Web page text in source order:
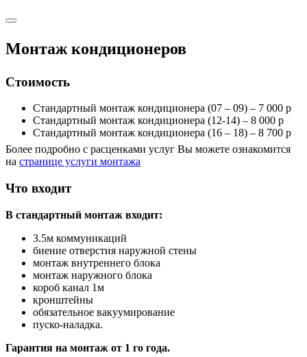
Монтаж кондиционеров
Стоимость
Стандартный монтаж кондиционера (07 – 09) – 7 000 р
Стандартный монтаж кондиционера (12-14) – 8 000 р
Стандартный монтаж кондиционера (16 – 18) – 8 700 р
Более подробно с расценками услуг Вы можете ознакомится
на странице услуги монтажа
Что входит
В стандартный монтаж входит:
3.5м коммуникаций
биение отверстия наружной стены
монтаж внутреннего блока
монтаж наружного блока
короб канал 1м
кронштейны
обязательное вакуумирование
пуско-наладка.
Гарантия на монтаж от 1 го года.